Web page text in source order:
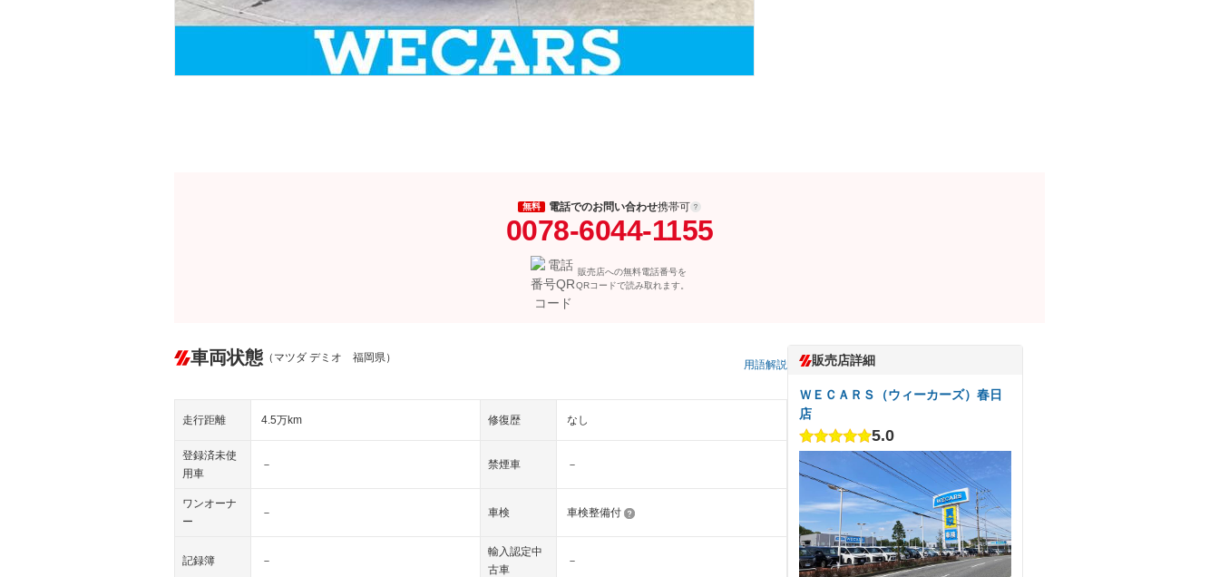
無料 電話でのお問い合わせ携帯可
0078-6044-1155
販売店への無料電話番号を
QRコードで読み取れます。
車両状態 （マツダ デミオ 福岡県）
用語解説
走行距離 4.5万km 修復歴 なし
登録済未使
用車
－ 禁煙車 －
ワンオーナ
ー
－ 車検 車検整備付
記録簿 －
輸入認定中
古車
－
販売店詳細
ＷＥＣＡＲＳ（ウィーカーズ）春日
店
5.0